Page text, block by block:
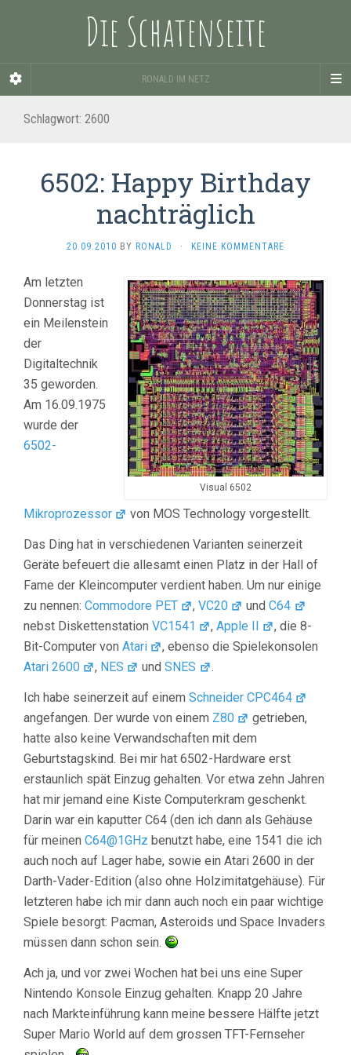
Die Schatenseite
RONALD IM NETZ
Schlagwort: 2600
6502: Happy Birthday
nachträglich
20.09.2010 BY RONALD · KEINE KOMMENTARE
Visual 6502
Am letzten
Donnerstag ist
ein Meilenstein
der
Digitaltechnik
35 geworden.
Am 16.09.1975
wurde der
6502-
Mikroprozessor von MOS Technology vorgestellt.
Das Ding hat in verschiedenen Varianten seinerzeit
Geräte befeuert die allesamt einen Platz in der Hall of
Fame der Kleincomputer verdient haben. Um nur einige
zu nennen: Commodore PET ,VC20 undC64
nebst Diskettenstation VC1541 ,Apple II
, die 8-
Bit-Computer von Atari
, ebenso die Spielekonsolen
Atari 2600
, NES undSNES .
Ich habe seinerzeit auf einem Schneider CPC464
angefangen. Der wurde von einem Z80
getrieben,
hatte also keine Verwandschaften mit dem
Geburtstagskind. Bei mir hat 6502-Hardware erst
erstaunlich spät Einzug gehalten. Vor etwa zehn Jahren
hat mir jemand eine Kiste Computerkram geschenkt.
Darin war ein kaputter C64 (den ich dann als Gehäuse
für meinen C64@1GHz benutzt habe, eine 1541 die ich
auch noch auf Lager habe, sowie ein Atari 2600 in der
Darth-Vader-Edition (also ohne Holzimitatgehäuse). Für
letzteren habe ich mir dann auch noch ein paar wichtige
Spiele besorgt: Pacman, Asteroids und Space Invaders
müssen dann schon sein.
Ach ja, und vor zwei Wochen hat bei uns eine Super
Nintendo Konsole Einzug gehalten. Knapp 20 Jahre
nach Markteinführung kann meine bessere Hälfte jetzt
Super Mario World auf dem grossen TFT-Fernseher